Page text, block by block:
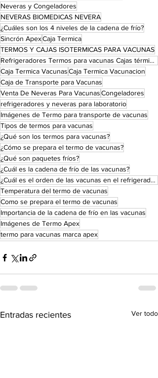
Neveras y Congeladores
NEVERAS BIOMEDICAS NEVERA
¿Cuáles son los 4 niveles de la cadena de frío?
Sincrón ApexCaja Termica
TERMOS Y CAJAS ISOTERMICAS PARA VACUNAS
Refrigeradores Termos para vacunas Cajas térmicas
Caja Termica VacunasCaja Termica Vacunacion
Caja de Transporte para Vacunas
Venta De Neveras Para VacunasCongeladores
refrigeradores y neveras para laboratorio
Imágenes de Termo para transporte de vacunas
Tipos de termos para vacunas
¿Qué son los termos para vacunas?
¿Cómo se prepara el termo de vacunas?
¿Qué son paquetes fríos?
¿Cuál es la cadena de frío de las vacunas?
¿Cuál es el orden de las vacunas en el refrigerador?
Temperatura del termo de vacunas
Como se prepara el termo de vacunas
Importancia de la cadena de frío en las vacunas
Imágenes de Termo Apex
termo para vacunas marca apex
Entradas recientes Ver todo